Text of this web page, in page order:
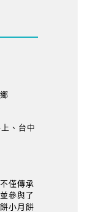
、台中
僅傳承
參與了
小月餅